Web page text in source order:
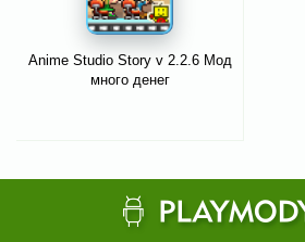
Anime Studio Story v 2.2.6 Мод
много денег